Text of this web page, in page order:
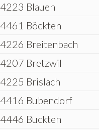
4223 Blauen
4461 Böckten
4226 Breitenbach
4207 Bretzwil
4225 Brislach
4416 Bubendorf
4446 Buckten